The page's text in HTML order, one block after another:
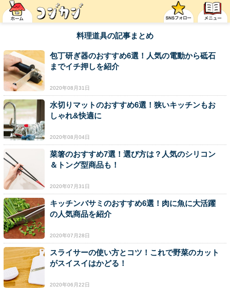
料理道具の記事まとめ
包丁研ぎ器のおすすめ6選！人気の電動から砥石
までイチ押しを紹介
2020年08月31日
水切りマットのおすすめ6選！狭いキッチンもお
しゃれ&快適に
2020年08月04日
菜箸のおすすめ7選！選び方は？人気のシリコン
＆トング型商品も！
2020年07月31日
キッチンバサミのおすすめ6選！肉に魚に大活躍
の人気商品を紹介
2020年07月28日
スライサーの使い方とコツ！これで野菜のカット
がスイスイはかどる！
2020年06月22日